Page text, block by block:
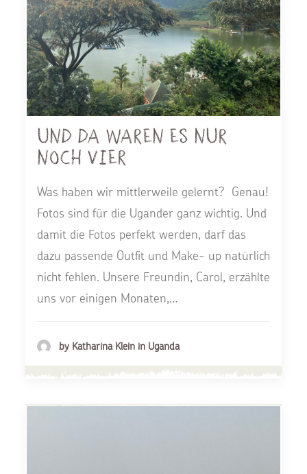
Und da waren es nur
noch vier
Was haben wir mittlerweile gelernt? Genau!
Fotos sind für die Ugander ganz wichtig. Und
damit die Fotos perfekt werden, darf das
dazu passende Outfit und Make- up natürlich
nicht fehlen. Unsere Freundin, Carol, erzählte
uns vor einigen Monaten,…
by Katharina Klein in Uganda